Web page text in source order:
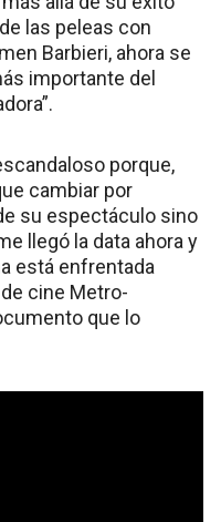
las peleas con
Barbieri, ahora se
importante del
porque,
cambiar por
su espectáculo sino
llegó la data ahora y
está enfrentada
cine Metro-
que lo